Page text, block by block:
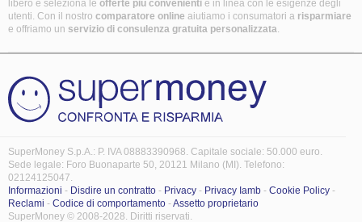
libero e seleziona le offerte più convenienti e in linea con le esigenze degli
utenti. Con il nostro comparatore online aiutiamo i consumatori a risparmiare
e offriamo un servizio di consulenza gratuita personalizzata.
SuperMoney S.p.A.: P. IVA 08883390968. Capitale sociale: 50.000 euro.
Sede legale: Foro Buonaparte 50, 20121 Milano (MI). Telefono:
02124125047.
Informazioni - Disdire un contratto - Privacy - Privacy Iamb - Cookie Policy -
Reclami - Codice di comportamento -Assetto proprietario
SuperMoney © 2008-2028. Diritti riservati.